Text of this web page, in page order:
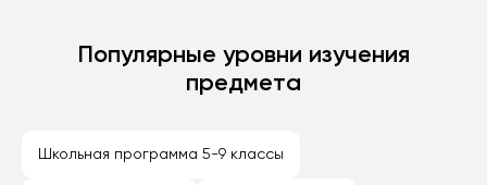
Популярные уровни изучения
предмета
Школьная программа 5-9 классы